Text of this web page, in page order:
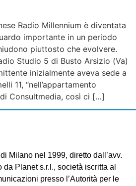
Radio Millennium è diventata
importante in un periodo
piuttosto che evolvere.
Studio 5 di Busto Arsizio (Va)
inizialmente aveva sede a
11, “nell’appartamento
Consultmedia, così ci […]
Milano nel 1999, diretto dall’avv.
Planet s.r.l., società iscritta al
presso l’Autorità per le